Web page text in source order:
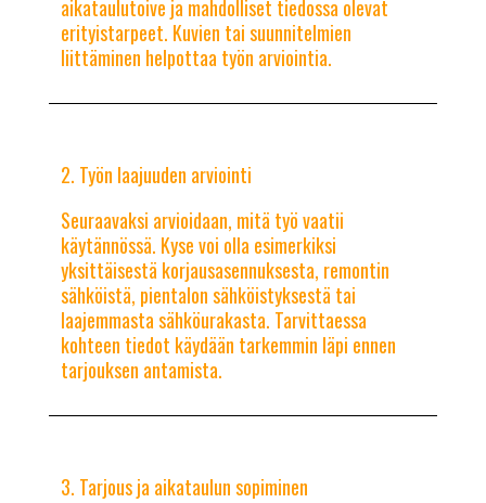
aikataulutoive ja mahdolliset tiedossa olevat
erityistarpeet. Kuvien tai suunnitelmien
liittäminen helpottaa työn arviointia.
Työn laajuuden arviointi
Seuraavaksi arvioidaan, mitä työ vaatii
käytännössä. Kyse voi olla esimerkiksi
yksittäisestä korjausasennuksesta, remontin
sähköistä, pientalon sähköistyksestä tai
laajemmasta sähköurakasta. Tarvittaessa
kohteen tiedot käydään tarkemmin läpi ennen
tarjouksen antamista.
Tarjous ja aikataulun sopiminen